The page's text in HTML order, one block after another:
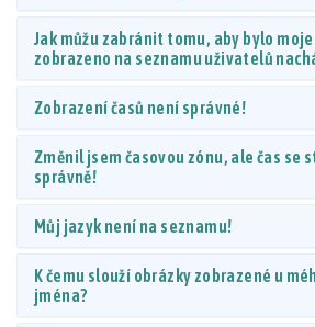
Jak můžu zabránit tomu, aby bylo
zobrazeno na seznamu uživatelů
Zobrazení časů není správné!
Změnil jsem časovou zónu, ale čas se
správně!
Můj jazyk není na seznamu!
K čemu slouží obrázky zobrazené u
jména?